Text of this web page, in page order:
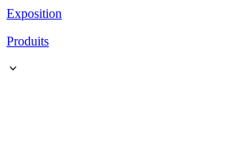
Exposition
Produits